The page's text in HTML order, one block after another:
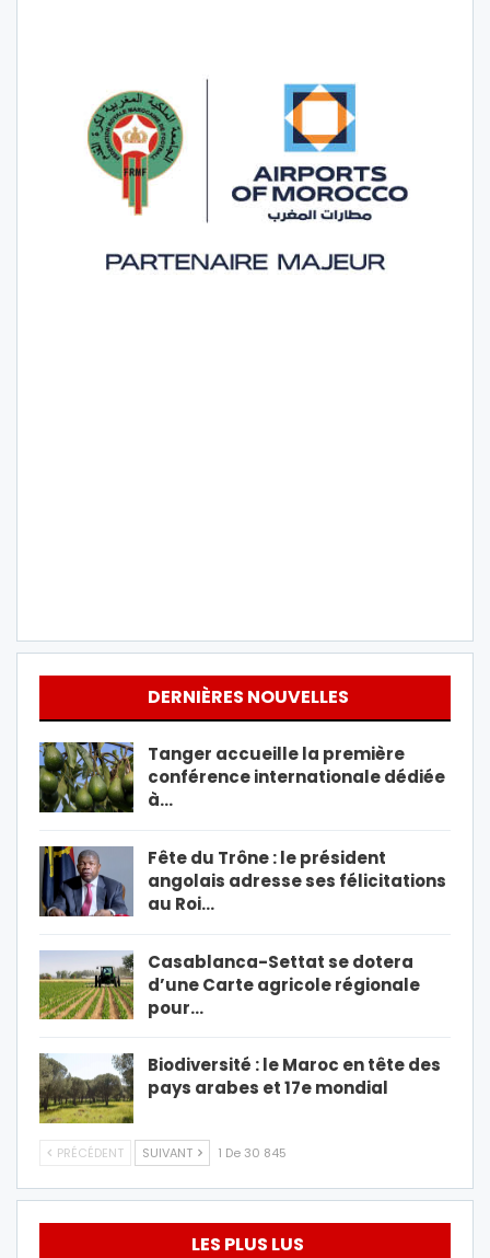
DERNIÈRES NOUVELLES
Tanger accueille la première
conférence internationale dédiée
à…
Fête du Trône : le président
angolais adresse ses félicitations
au Roi…
Casablanca-Settat se dotera
d’une Carte agricole régionale
pour…
Biodiversité : le Maroc en tête des
pays arabes et 17e mondial
PRÉCÉDENT SUIVANT 1 De 30 845
LES PLUS LUS